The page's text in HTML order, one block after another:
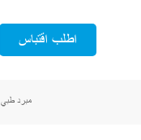
اطلب اقتباس
مبرد طبي